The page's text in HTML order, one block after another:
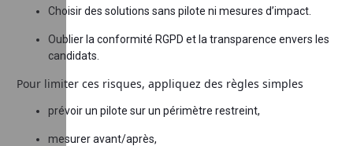
Choisir des solutions sans pilote ni mesures d’impact.
Oublier la conformité RGPD et la transparence envers les
candidats.
Pour limiter ces risques, appliquez des règles simples
prévoir un pilote sur un périmètre restreint,
mesurer avant/après,